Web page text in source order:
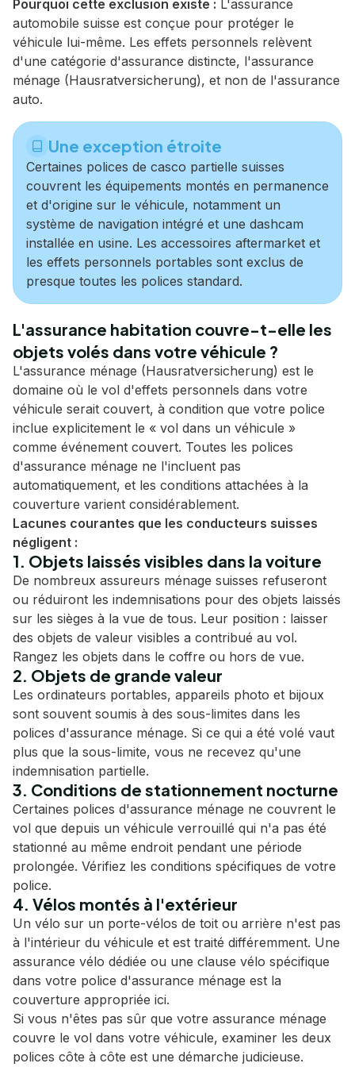
Pourquoi cette exclusion existe : L'assurance
automobile suisse est conçue pour protéger le
véhicule lui-même. Les effets personnels relèvent
d'une catégorie d'assurance distincte, l'assurance
ménage (Hausratversicherung), et non de l'assurance
auto.
Une exception étroite
Certaines polices de casco partielle suisses
couvrent les équipements montés en permanence
et d'origine sur le véhicule, notamment un
système de navigation intégré et une dashcam
installée en usine. Les accessoires aftermarket et
les effets personnels portables sont exclus de
presque toutes les polices standard.
L'assurance habitation couvre-t-elle les
objets volés dans votre véhicule ?
L'assurance ménage (Hausratversicherung) est le
domaine où le vol d'effets personnels dans votre
véhicule serait couvert, à condition que votre police
inclue explicitement le « vol dans un véhicule »
comme événement couvert. Toutes les polices
d'assurance ménage ne l'incluent pas
automatiquement, et les conditions attachées à la
couverture varient considérablement.
Lacunes courantes que les conducteurs suisses
négligent :
1. Objets laissés visibles dans la voiture
De nombreux assureurs ménage suisses refuseront
ou réduiront les indemnisations pour des objets laissés
sur les sièges à la vue de tous. Leur position : laisser
des objets de valeur visibles a contribué au vol.
Rangez les objets dans le coffre ou hors de vue.
2. Objets de grande valeur
Les ordinateurs portables, appareils photo et bijoux
sont souvent soumis à des sous-limites dans les
polices d'assurance ménage. Si ce qui a été volé vaut
plus que la sous-limite, vous ne recevez qu'une
indemnisation partielle.
3. Conditions de stationnement nocturne
Certaines polices d'assurance ménage ne couvrent le
vol que depuis un véhicule verrouillé qui n'a pas été
stationné au même endroit pendant une période
prolongée. Vérifiez les conditions spécifiques de votre
police.
4. Vélos montés à l'extérieur
Un vélo sur un porte-vélos de toit ou arrière n'est pas
à l'intérieur du véhicule et est traité différemment. Une
assurance vélo dédiée ou une clause vélo spécifique
dans votre police d'assurance ménage est la
couverture appropriée ici.
Si vous n'êtes pas sûr que votre assurance ménage
couvre le vol dans votre véhicule, examiner les deux
polices côte à côte est une démarche judicieuse.